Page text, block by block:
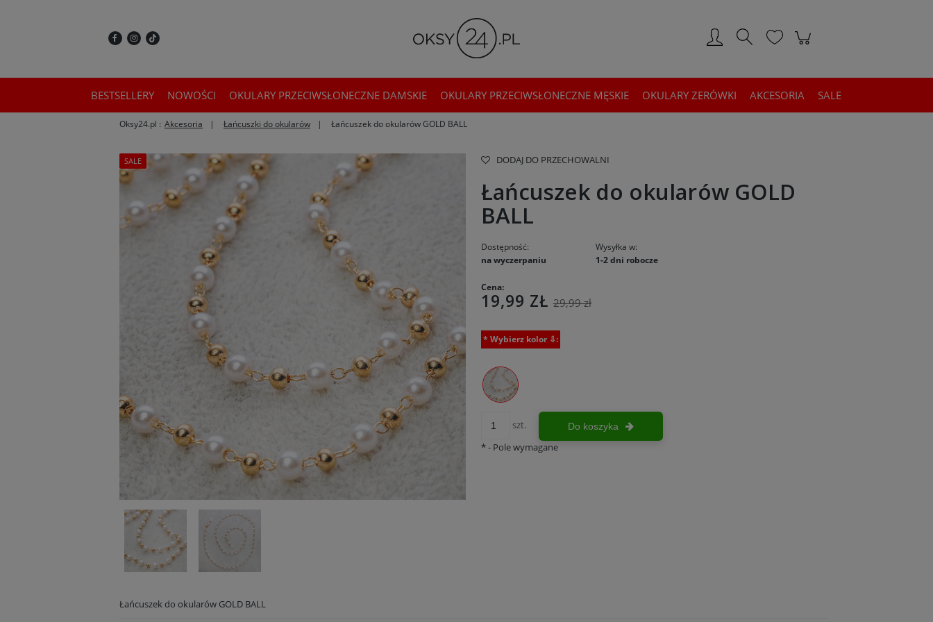
BESTSELLERY NOWOŚCI OKULARY PRZECIWSŁONECZNE DAMSKIE OKULARY PRZECIWSŁONECZNE MĘSKIE OKULARY ZERÓWKI AKCESORIA SALE
Oksy24.pl : Akcesoria Łańcuszki do okularów Łańcuszek do okularów GOLD BALL
SALE DODAJ DO PRZECHOWALNI
Łańcuszek do okularów GOLD
BALL
Dostępność:
na wyczerpaniu
Wysyłka w:
1-2 dni robocze
Cena:
19,99 ZŁ 29,99 zł
* Wybierz kolor ⇩:
szt. Do koszyka
*- Pole wymagane
Łańcuszek do okularów GOLD BALL